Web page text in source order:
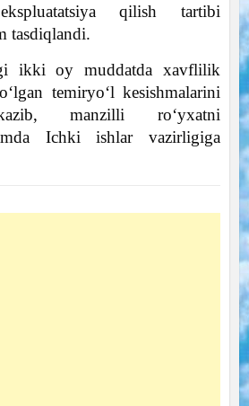
qilish tartibi
tasdiqlandi.
ikki oy muddatda xavflilik
temiryo‘l kesishmalarini
manzilli ro‘yxatni
Ichki ishlar vazirligiga